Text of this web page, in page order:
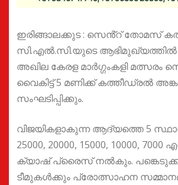
ഇരിങ്ങാലക്കുട : സെൻ്റ് തോമസ്
സി.എൽ.സി.യുടെ ആഭിമുഖ്യത്തിൽ
അഖില കേരള മാർഗ്ഗംകളി മത്സരം
വൈകിട്ട് 5 മണിക്ക് കത്തീഡ്രൽ
സംഘടിപ്പിക്കും.
വിജയികളാകുന്ന ആദ്യത്തെ 5
25000, 20000, 15000, 10000, 7000
ക്യാഷ് പ്രൈസ് നൽകും.
ടീമുകൾക്കും പ്രോത്സാഹന